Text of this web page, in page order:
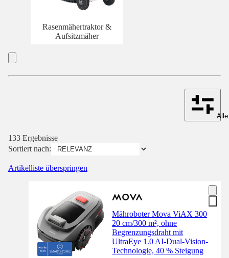
Rasenmähertraktor &
Aufsitzmäher
133 Ergebnisse
Sortiert nach:
Artikelliste überspringen
Mähroboter Mova ViAX 300
20 cm/300 m², ohne
Begrenzungsdraht mit
UltraEye 1.0 AI-Dual-Vision-
Technologie, 40 % Steigung